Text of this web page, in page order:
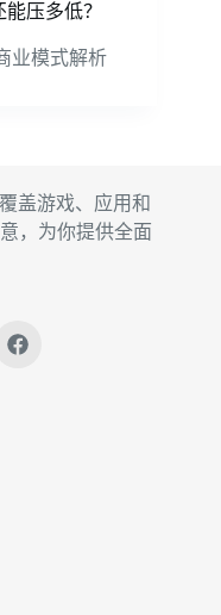
压多低？
业模式解析
盖游戏、应用和
，为你提供全面